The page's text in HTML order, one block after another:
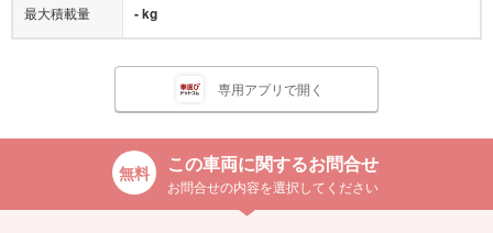
最大積載量 - kg
専用アプリで開く
この車両に関するお問合せ
お問合せの内容を選択してください